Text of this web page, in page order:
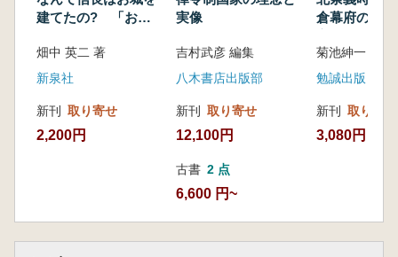
建てたの? 「お
す旅
畑中 英二 著
新泉社
新刊 取り寄せ
2,200円
実像
吉村武彦 編集
八木書店出版部
新刊 取り寄せ
12,100円
古書 2 点
6,600 円~
倉幕府の草
勉誠出版
新刊 取り寄せ
3,080円